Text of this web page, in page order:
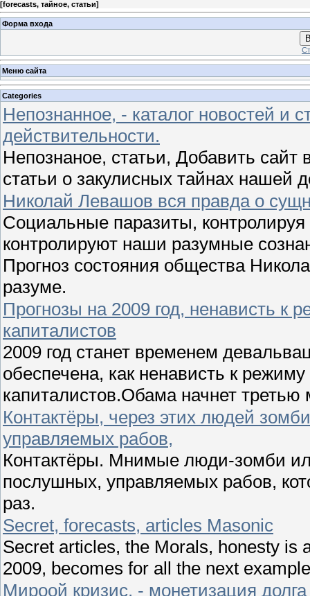
[forecasts, тайное, статьи]
Форма входа
Меню сайта
Categories
Непознанное, - каталог новостей и
действительности.
Непознаное, статьи, Добавить сайт
статьи о закулисных тайнах нашей
Николай Левашов вся правда о
Социальные паразиты,
контролируют наши разумные
Прогноз состояния общества
разуме.
Прогнозы на 2009 год, ненависть к
капиталистов
2009 год станет временем
обеспечена, как ненависть к
капиталистов.Обама начнет
Контактёры, через этих людей
управляемых рабов,
Контактёры. Мнимые люди-зомби
послушных, управляемых рабов,
раз.
Secret, forecasts, articles Masonic
Secret articles, the Morals, honesty is
2009, becomes for all the next
Мироой кризис, - монетизация